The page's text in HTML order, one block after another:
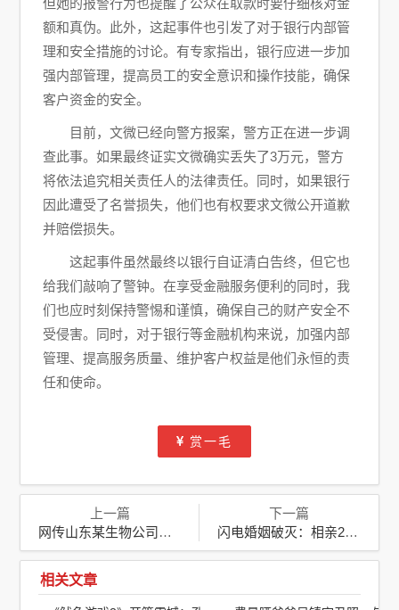
但她的报警行为也提醒了公众在取款时要仔细核对金
额和真伪。此外，这起事件也引发了对于银行内部管
理和安全措施的讨论。有专家指出，银行应进一步加
强内部管理，提高员工的安全意识和操作技能，确保
客户资金的安全。
目前，文微已经向警方报案，警方正在进一步调
查此事。如果最终证实文微确实丢失了3万元，警方
将依法追究相关责任人的法律责任。同时，如果银行
因此遭受了名誉损失，他们也有权要求文微公开道歉
并赔偿损失。
这起事件虽然最终以银行自证清白告终，但它也
给我们敲响了警钟。在享受金融服务便利的同时，我
们也应时刻保持警惕和谨慎，确保自己的财产安全不
受侵害。同时，对于银行等金融机构来说，加强内部
管理、提高服务质量、维护客户权益是他们永恒的责
任和使命。
赏一毛
上一篇
网传山东某生物公司涉代孕丑闻，青岛卫健委迅速介入调查
下一篇
闪电婚姻破灭：相亲2天领证，婚礼次日新娘神秘失踪
相关文章